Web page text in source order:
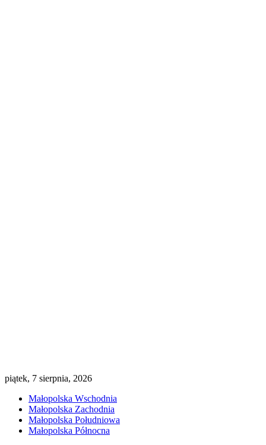
piątek, 7 sierpnia, 2026
Małopolska Wschodnia
Małopolska Zachodnia
Małopolska Południowa
Małopolska Północna